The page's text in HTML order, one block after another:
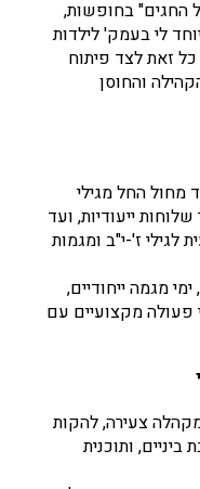
החגים" בחופשות,
לי בעמק' לילדות
זאת לצד פיתוח
והחוסן
מחול החל מגילי
ייעודיות, ועד
לגילי ז'-י"ב ומגמות
מגמה ייחודיים,
פעולה מקצועיים עם
מקהלה צעירה, להקות
ותוכנית